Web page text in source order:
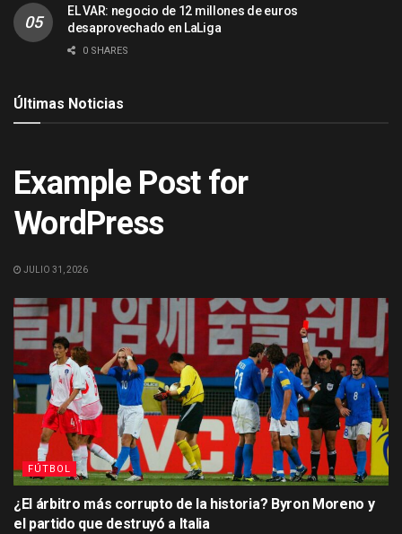
EL VAR: negocio de 12 millones de euros
desaprovechado en LaLiga
0 SHARES
Últimas Noticias
ACTUALIDAD
Example Post for
WordPress
JULIO 31, 2026
FÚTBOL
¿El árbitro más corrupto de la historia? Byron Moreno y
el partido que destruyó a Italia